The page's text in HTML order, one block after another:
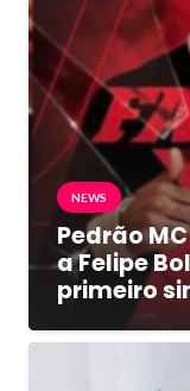
NEWS
Pedrão
a Felipe
primeiro